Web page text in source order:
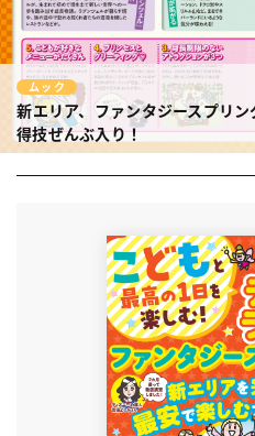
ムック
新エリア、ファンタジースプリン
得技ぜんぶ入り！